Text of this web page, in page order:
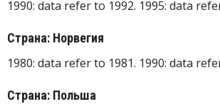
1990: data refer to 1992. 1995: data
Страна: Норвегия
1980: data refer to 1981. 1990: data
Страна: Польша